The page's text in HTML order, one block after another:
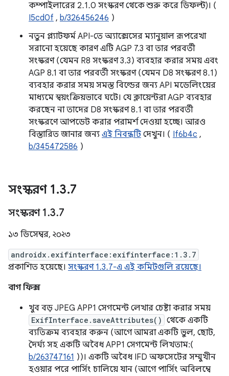
কম্পাইলারের 2.1.0 সংস্করণ থেকে শুরু করে ডিফল্ট)। (
I5cd0f , b/326456246 )
নতুন প্ল্যাটফর্ম API-তে অ্যাক্সেসের ম্যানুয়াল রূপরেখা
সরানো হয়েছে কারণ এটি AGP 7.3 বা তার পরবর্তী
সংস্করণ (যেমন R8 সংস্করণ 3.3) ব্যবহার করার সময় এবং
AGP 8.1 বা তার পরবর্তী সংস্করণ (যেমন D8 সংস্করণ 8.1)
ব্যবহার করার সময় সমস্ত বিল্ডের জন্য API মডেলিংয়ের
মাধ্যমে স্বয়ংক্রিয়ভাবে ঘটে। যে ক্লায়েন্টরা AGP ব্যবহার
করছেন না তাদের D8 সংস্করণ 8.1 বা তার পরবর্তী
সংস্করণে আপডেট করার পরামর্শ দেওয়া হচ্ছে। আরও
বিস্তারিত জানার জন্য এই নিবন্ধটি দেখুন। ( If6b4c ,
b/345472586 )
সংস্করণ 1.3.7
সংস্করণ 1.3.7
১৩ ডিসেম্বর, ২০২৩
androidx.exifinterface:exifinterface:1.3.7
প্রকাশিত হয়েছে। সংস্করণ 1.3.7-এ এই কমিটগুলি রয়েছে।
বাগ ফিক্স
খুব বড় JPEG APP1 সেগমেন্ট লেখার চেষ্টা করার সময়
ExifInterface.saveAttributes() থেকে একটি
ব্যতিক্রম ব্যবহার করুন (আগে আমরা একটি ভুল, ছোট,
দৈর্ঘ্য সহ একটি অবৈধ APP1 সেগমেন্ট লিখতাম:(
b/263747161 ))। একটি অবৈধ IFD অফসেটের সম্মুখীন
হওয়ার পরে পার্সিং চালিয়ে যান (আগে পার্সিং অবিলম্বে